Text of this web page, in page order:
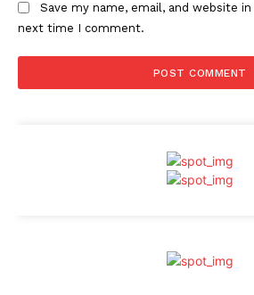
Save my name, email, and website
next time I comment.